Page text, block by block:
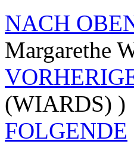
NACH
Margarethe
(WIARDS) )
FOLGENDE